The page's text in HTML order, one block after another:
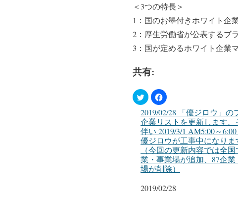
＜3つの特長＞
1：国のお墨付きホワイト企
2：厚生労働省が公表するブ
3：国が定めるホワイト企業
共有:
2019/02/28 「優ジロウ」の
企業リストを更新します。
伴い 2019/3/1 AM5:00～6:00
優ジロウが工事中になりま
（今回の更新内容では全国
業・事業場が追加、87企業
場が削除）
日付
2019/02/28